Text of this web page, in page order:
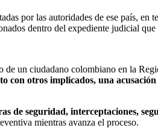
por las autoridades de ese país, en
dentro del expediente judicial
de un ciudadano colombiano en la
otros implicados, una acusación
de seguridad, interceptaciones,
mientras avanza el proceso.